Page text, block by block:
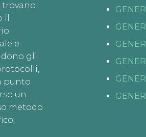
trovano
il
e
gli
punto
un
metodo